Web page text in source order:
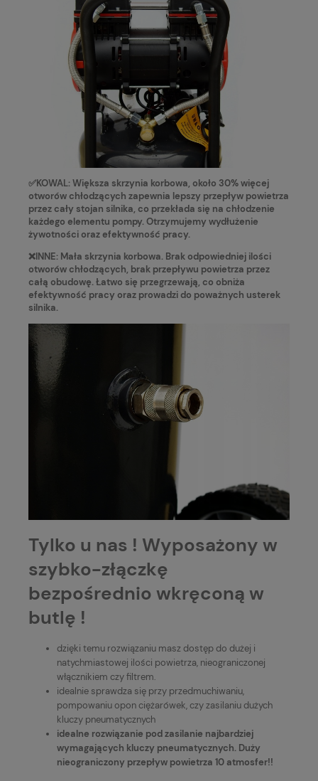
✅KOWAL: Większa skrzynia korbowa, około 30% więcej
otworów chłodzących zapewnia lepszy przepływ powietrza
przez cały stojan silnika, co przekłada się na chłodzenie
każdego elementu pompy. Otrzymujemy wydłużenie
żywotności oraz efektywność pracy.
❌INNE: Mała skrzynia korbowa. Brak odpowiedniej ilości
otworów chłodzących, brak przepływu powietrza przez
całą obudowę. Łatwo się przegrzewają, co obniża
efektywność pracy oraz prowadzi do poważnych usterek
silnika.
Tylko u nas ! Wyposażony w
szybko-złączkę
bezpośrednio wkręconą w
butlę !
dzięki temu rozwiązaniu masz dostęp do dużej i
natychmiastowej ilości powietrza, nieograniczonej
włącznikiem czy filtrem.
idealnie sprawdza się przy przedmuchiwaniu,
pompowaniu opon ciężarówek, czy zasilaniu dużych
kluczy pneumatycznych
idealne rozwiązanie pod zasilanie najbardziej
wymagających kluczy pneumatycznych. Duży
nieograniczony przepływ powietrza 10 atmosfer!!